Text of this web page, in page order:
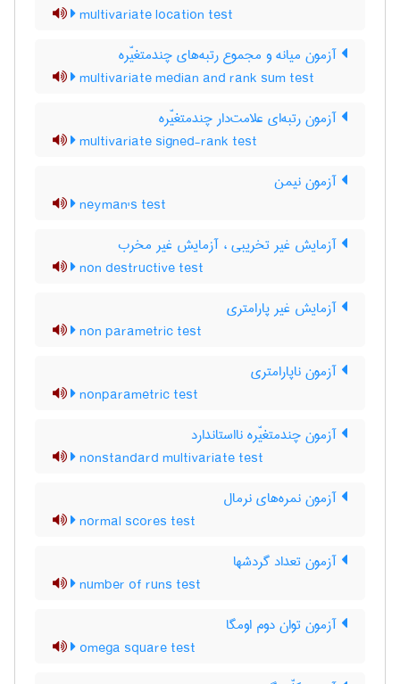
multivariate location test
آزمون میانه و مجموع رتبه‌های چندمتغیّره
multivariate median and rank sum test
آزمون رتبه‌ای علامت‌دار چندمتغیّره
multivariate signed-rank test
آزمون نیمن
neyman's test
آزمایش غیر تخریبی ، آزمایش غیر مخرب
non destructive test
آزمایش غیر پارامتری
non parametric test
آزمون ناپارامتری
nonparametric test
آزمون چندمتغیّره نااستاندارد
nonstandard multivariate test
آزمون نمره‌های نرمال
normal scores test
آزمون تعداد گردشها
number of runs test
آزمون توان دوم اومگا
omega square test